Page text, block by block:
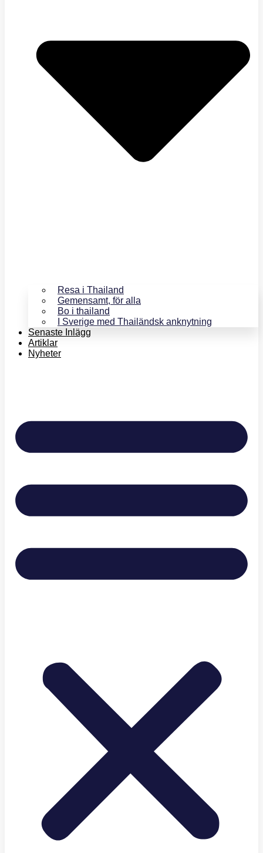
Resa i Thailand
Gemensamt, för alla
Bo i thailand
I Sverige med Thailändsk anknytning
Senaste Inlägg
Artiklar
Nyheter